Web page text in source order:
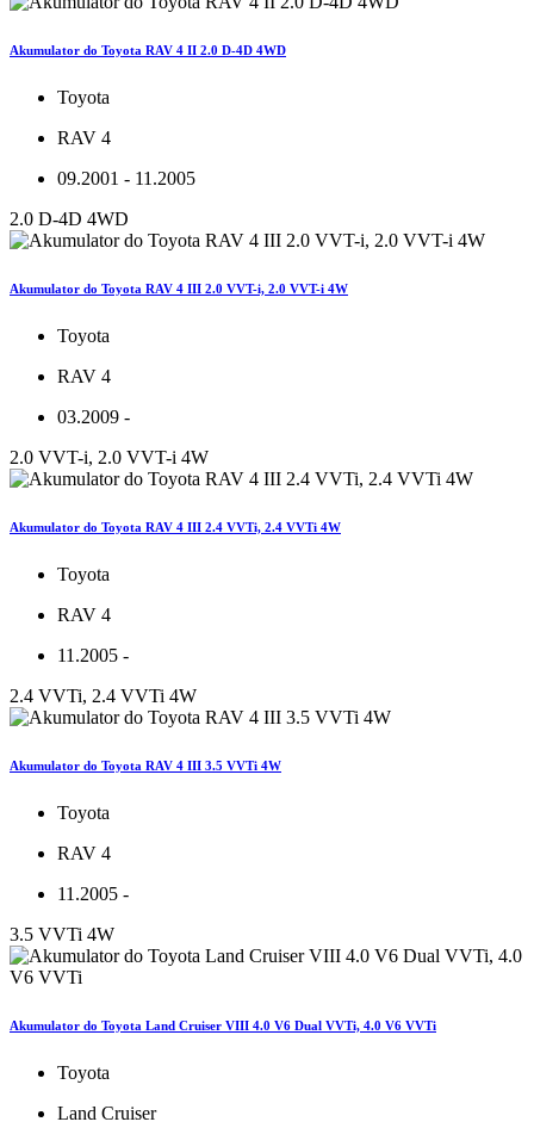
Akumulator do Toyota RAV 4 II 2.0 D-4D 4WD
Toyota
RAV 4
09.2001 - 11.2005
2.0 D-4D 4WD
Akumulator do Toyota RAV 4 III 2.0 VVT-i, 2.0 VVT-i 4W
Toyota
RAV 4
03.2009 -
2.0 VVT-i, 2.0 VVT-i 4W
Akumulator do Toyota RAV 4 III 2.4 VVTi, 2.4 VVTi 4W
Toyota
RAV 4
11.2005 -
2.4 VVTi, 2.4 VVTi 4W
Akumulator do Toyota RAV 4 III 3.5 VVTi 4W
Toyota
RAV 4
11.2005 -
3.5 VVTi 4W
Akumulator do Toyota Land Cruiser VIII 4.0 V6 Dual VVTi, 4.0 V6 VVTi
Toyota
Land Cruiser